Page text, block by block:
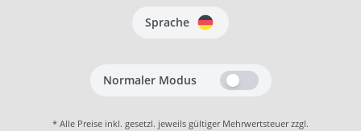
Sprache
Normaler Modus
* Alle Preise inkl. gesetzl. jeweils gültiger Mehrwertsteuer zzgl.